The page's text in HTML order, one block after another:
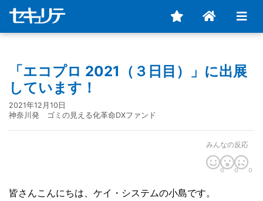
「エコプロ 2021（３日目）」に出展
しています！
2021年12月10日
神奈川発 ゴミの見える化革命DXファンド
みんなの反応
0 0 0
皆さんこんにちは、ケイ・システムの小島です。